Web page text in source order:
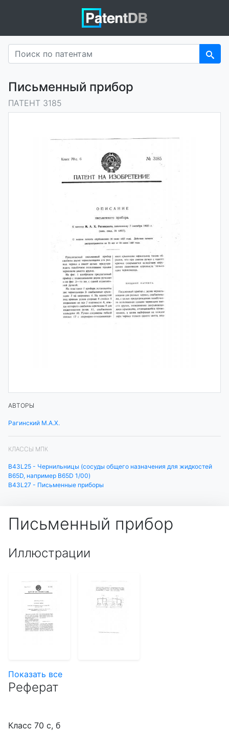
Письменный прибор
ПАТЕНТ 3185
АВТОРЫ
Рагинский М.А.Х.
КЛАССЫ МПК
B43L25 - Чернильницы (сосуды общего назначения для жидкостей
B65D, например B65D 1/00)
B43L27 - Письменные приборы
Письменный прибор
Иллюстрации
Показать все
Реферат
Класс 70 с, б